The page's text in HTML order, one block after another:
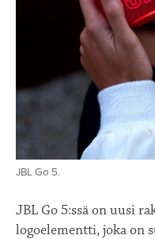
JBL Go 5.
JBL Go 5:ssä on uusi
logoelementti, joka on